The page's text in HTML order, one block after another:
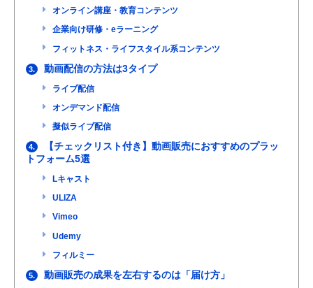
オンライン講座・教育コンテンツ
企業向け研修・eラーニング
フィットネス・ライフスタイル系コンテンツ
3. 動画配信の方法は3タイプ
ライブ配信
オンデマンド配信
擬似ライブ配信
4.
【チェックリスト付き】動画販売におすすめのプラッ
トフォーム5選
Lキャスト
ULIZA
Vimeo
Udemy
フィルミー
5. 動画販売の成果を左右するのは「届け方」